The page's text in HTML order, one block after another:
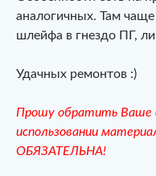
аналогичных. Там чаще
шлейфа в гнездо ПГ,
Удачных ремонтов :)
Прошу обратить Ваше
использовании
ОБЯЗАТЕЛЬНА!